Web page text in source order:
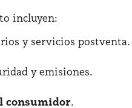
incluyen:
y servicios postventa.
y emisiones.
consumidor.